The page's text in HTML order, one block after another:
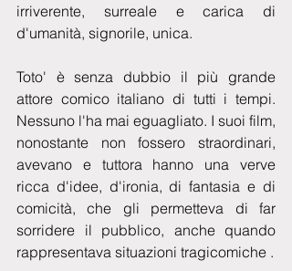
irriverente, surreale e carica di
d'umanità, signorile, unica.
Toto' è senza dubbio il più grande
attore comico italiano di tutti i tempi.
Nessuno l'ha mai eguagliato. I suoi film,
nonostante non fossero straordinari,
avevano e tuttora hanno una verve
ricca d'idee, d'ironia, di fantasia e di
comicità, che gli permetteva di far
sorridere il pubblico, anche quando
rappresentava situazioni tragicomiche .